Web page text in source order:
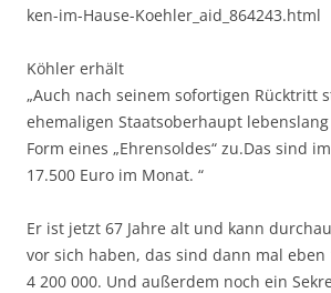
ken-im-Hause-Koehler_aid_864243.html
Köhler erhält
„Auch nach seinem sofortigen Rücktritt
ehemaligen Staatsoberhaupt
Form eines „Ehrensoldes“ zu.Das sind
17.500 Euro im Monat. “
Er ist jetzt 67 Jahre alt und kann
vor sich haben, das sind dann mal eben
4 200 000. Und außerdem noch ein